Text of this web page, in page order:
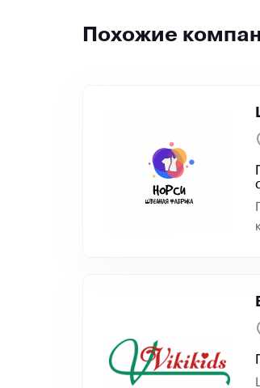
Похожие